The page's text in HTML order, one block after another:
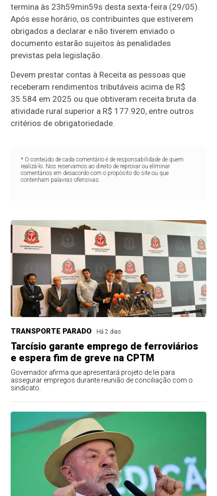
termina às 23h59min59s desta sexta-feira (29/05).
Após esse horário, os contribuintes que estiverem
obrigados a declarar e não tiverem enviado o
documento estarão sujeitos às penalidades
previstas pela legislação.
Devem prestar contas à Receita as pessoas que
receberam rendimentos tributáveis acima de R$
35.584 em 2025 ou que obtiveram receita bruta da
atividade rural superior a R$ 177.920, entre outros
critérios de obrigatoriedade.
* O conteúdo de cada comentário é de responsabilidade de quem
realizá-lo. Nos reservamos ao direito de reprovar ou eliminar
comentários em desacordo com o propósito do site ou que
contenham palavras ofensivas.
TRANSPORTE PARADO Há 2 dias
Tarcísio garante emprego de ferroviários
e espera fim de greve na CPTM
Governador afirma que apresentará projeto de lei para
assegurar empregos durante reunião de conciliação com o
sindicato.